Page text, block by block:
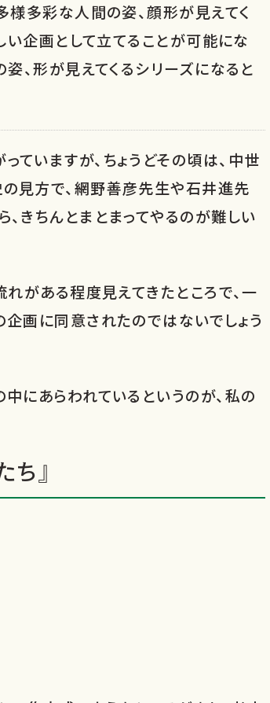
様多彩な人間の姿、顔形が見えてく
企画として立てることが可能にな
、形が見えてくるシリーズになると
ていますが、ちょうどその頃は、中世
見方で、網野善彦先生や石井進先
きちんとまとまってやるのが難しい
がある程度見えてきたところで、一
画に同意されたのではないでしょう
にあらわれているというのが、私の
ち』